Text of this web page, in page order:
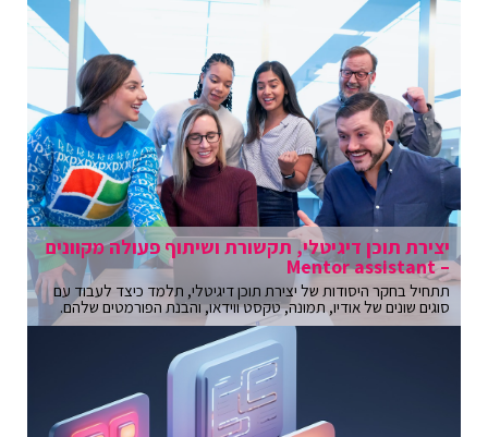
יצירת תוכן דיגיטלי, תקשורת ושיתוף פעולה מקוונים
– Mentor assistant
תתחיל בחקר היסודות של יצירת תוכן דיגיטלי, תלמד כיצד לעבוד עם
סוגים שונים של אודיו, תמונה, טקסט ווידאו, והבנת הפורמטים שלהם.